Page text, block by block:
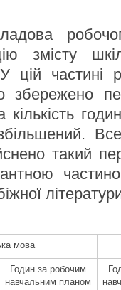
змісту
цій частині
збережено
кількість
такий
мова
Годин за робочим
навчальним планом